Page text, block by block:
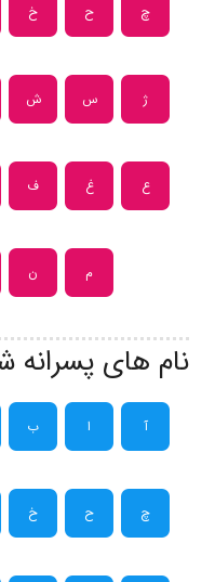
چ ح خ
ژ س ش
ع غ ف
م ن
نام های پسرانه
آ ا ب
چ ح خ